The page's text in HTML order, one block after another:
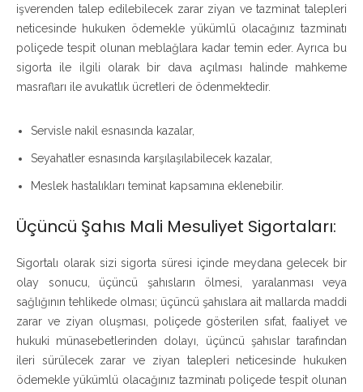
işverenden talep edilebilecek zarar ziyan ve tazminat talepleri
neticesinde hukuken ödemekle yükümlü olacağınız tazminatı
poliçede tespit olunan meblağlara kadar temin eder. Ayrıca bu
sigorta ile ilgili olarak bir dava açılması halinde mahkeme
masrafları ile avukatlık ücretleri de ödenmektedir.
Servisle nakil esnasında kazalar,
Seyahatler esnasında karşılaşılabilecek kazalar,
Meslek hastalıkları teminat kapsamına eklenebilir.
Üçüncü Şahıs Mali Mesuliyet Sigortaları:
Sigortalı olarak sizi sigorta süresi içinde meydana gelecek bir
olay sonucu, üçüncü şahısların ölmesi, yaralanması veya
sağlığının tehlikede olması; üçüncü şahıslara ait mallarda maddi
zarar ve ziyan oluşması, poliçede gösterilen sıfat, faaliyet ve
hukuki münasebetlerinden dolayı, üçüncü şahıslar tarafından
ileri sürülecek zarar ve ziyan talepleri neticesinde hukuken
ödemekle yükümlü olacağınız tazminatı poliçede tespit olunan